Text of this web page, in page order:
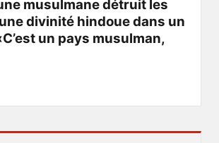
musulmane détruit les
divinité hindoue dans un
un pays musulman,